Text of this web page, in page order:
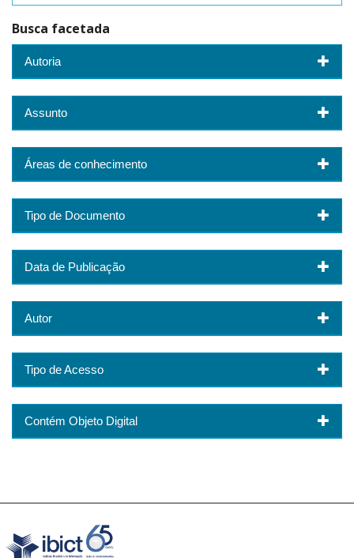
Busca facetada
Autoria
Assunto
Áreas de conhecimento
Tipo de Documento
Data de Publicação
Autor
Tipo de Acesso
Contém Objeto Digital